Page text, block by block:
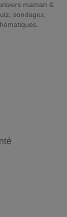
maman &
sondages,